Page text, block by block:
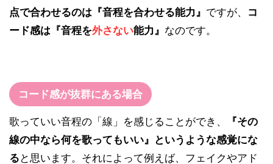
点で合わせるのは『音程を合わせる能力』 ですが、 コ
ード感は『音程を外さない能力』 なのです。
コード感が抜群にある場合
歌っていい音程の「線」を感じることができ、
『その
線の中なら何を歌ってもいい』というような感覚にな
る と思います。それによって例えば、フェイクやアド